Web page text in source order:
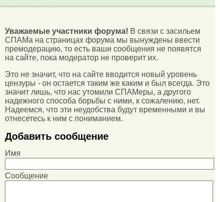
Уважаемые участники форума! В связи с засильем
СПАМа на страницах форума мы вынуждены ввести
премодерацию, то есть ваши сообщения не появятся
на сайте, пока модератор не проверит их.
Это не значит, что на сайте вводится новый уровень
цензуры - он остается таким же каким и был всегда. Это
значит лишь, что нас утомили СПАМеры, а другого
надежного способа борьбы с ними, к сожалению, нет.
Надеемся, что эти неудобства будут временными и вы
отнесетесь к ним с пониманием.
Добавить сообщение
Имя
Сообщение